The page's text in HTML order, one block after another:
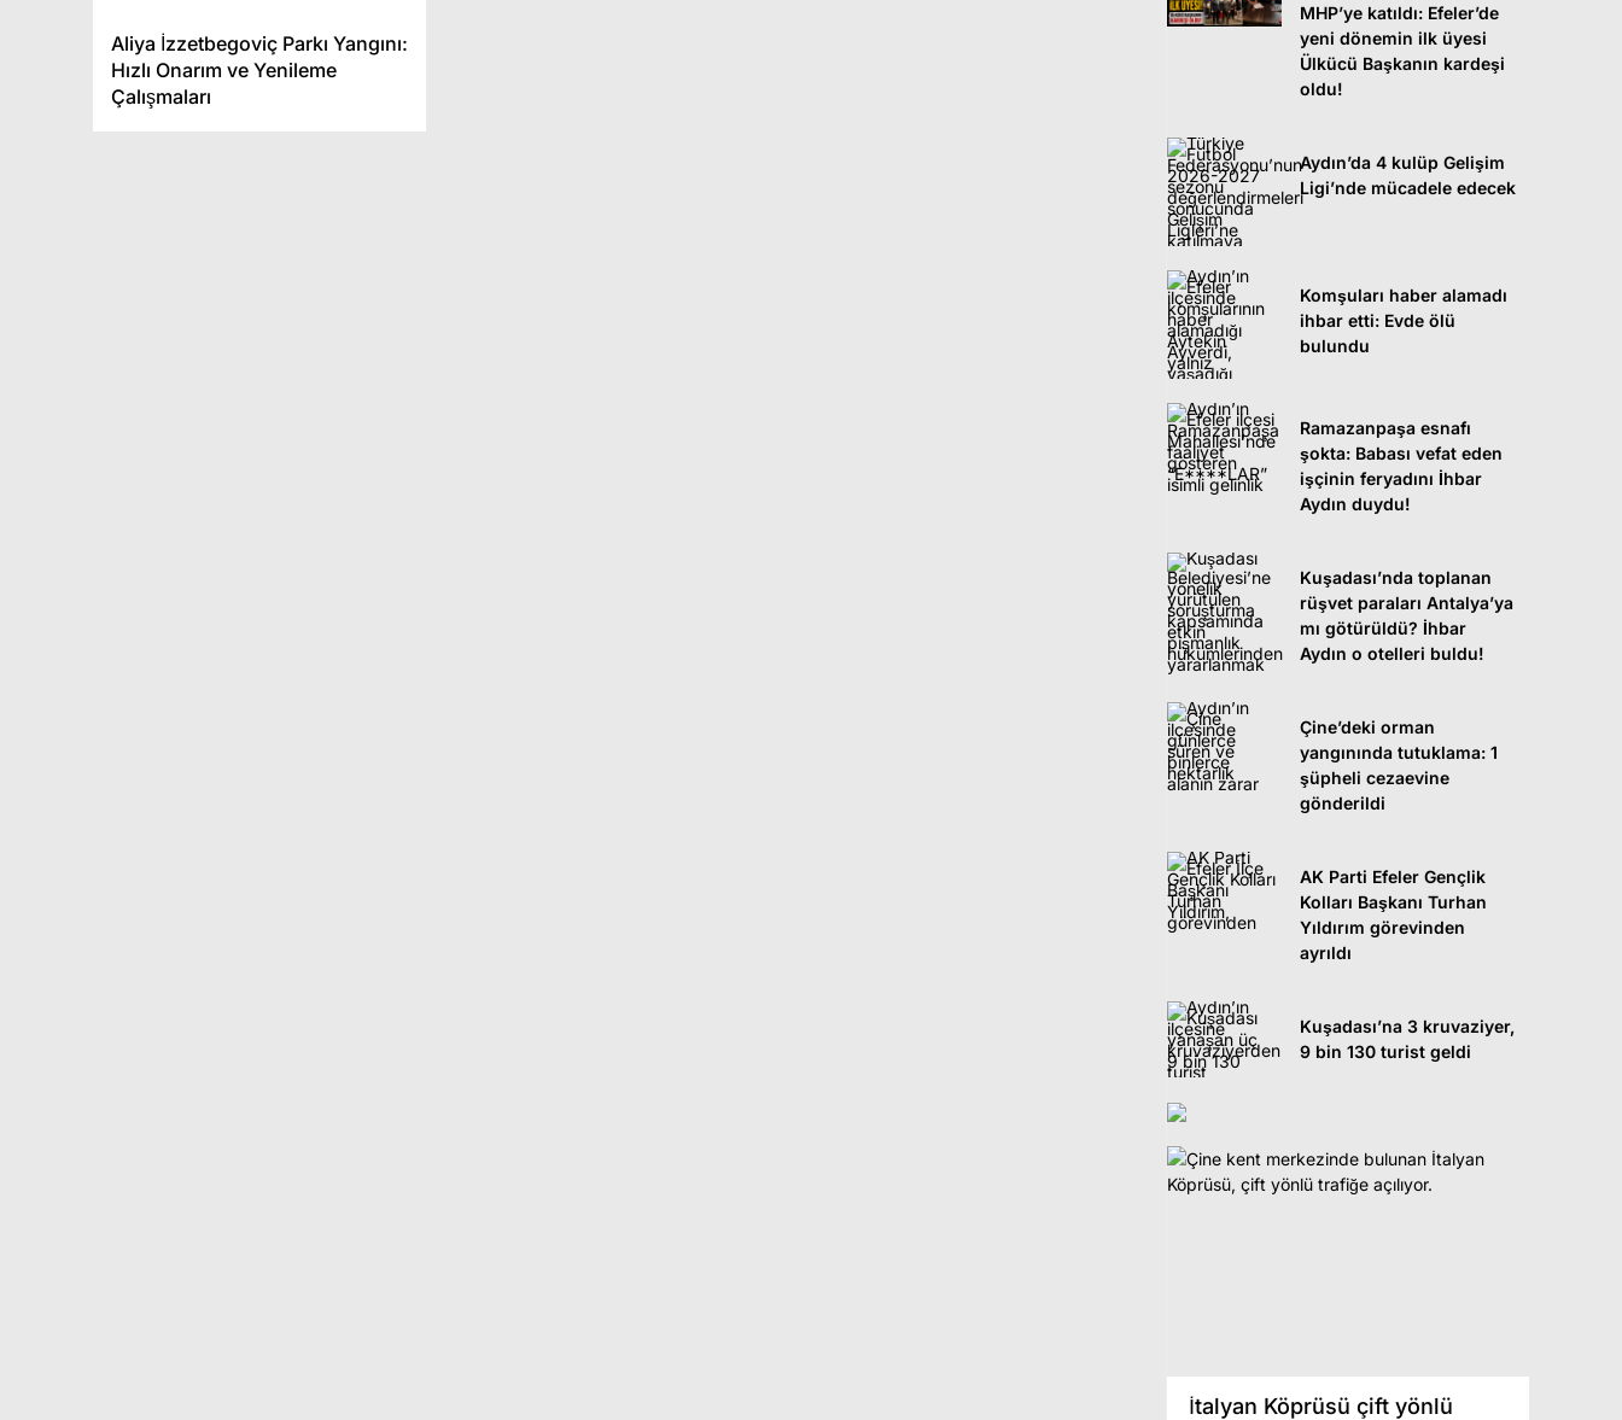
Aliya İzzetbegoviç Parkı Yangını:
Hızlı Onarım ve Yenileme
Çalışmaları
MHP’ye katıldı: Efeler’de
yeni dönemin ilk üyesi
Ülkücü Başkanın kardeşi
oldu!
Aydın’da 4 kulüp Gelişim
Ligi’nde mücadele edecek
Komşuları haber alamadı
ihbar etti: Evde ölü
bulundu
Ramazanpaşa esnafı
şokta: Babası vefat eden
işçinin feryadını İhbar
Aydın duydu!
Kuşadası’nda toplanan
rüşvet paraları Antalya’ya
mı götürüldü? İhbar
Aydın o otelleri buldu!
Çine’deki orman
yangınında tutuklama: 1
şüpheli cezaevine
gönderildi
AK Parti Efeler Gençlik
Kolları Başkanı Turhan
Yıldırım görevinden
ayrıldı
Kuşadası’na 3 kruvaziyer,
9 bin 130 turist geldi
İtalyan Köprüsü çift yönlü